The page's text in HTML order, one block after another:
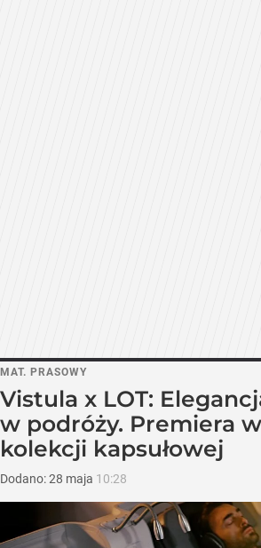
MAT. PRASOWY
Vistula x LOT:
w podróży. Premiera
kolekcji kapsułowej
Dodano:28 maja 10:28